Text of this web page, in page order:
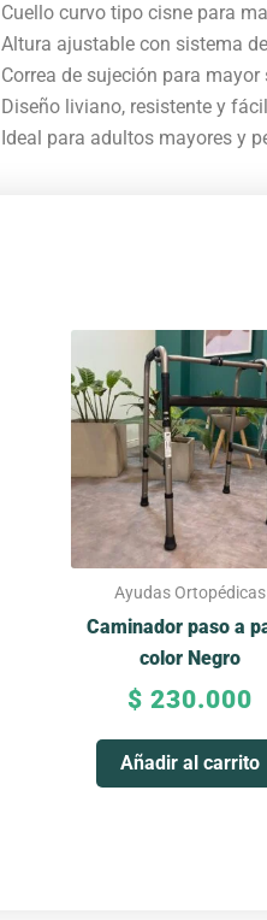
Cuello curvo tipo cisne para
Altura ajustable con sistema
Correa de sujeción para mayor
Diseño liviano, resistente y
Ideal para adultos mayores y
Ayudas Ortopédicas
Caminador paso a
color Negro
$ 230.000
Añadir al carrito